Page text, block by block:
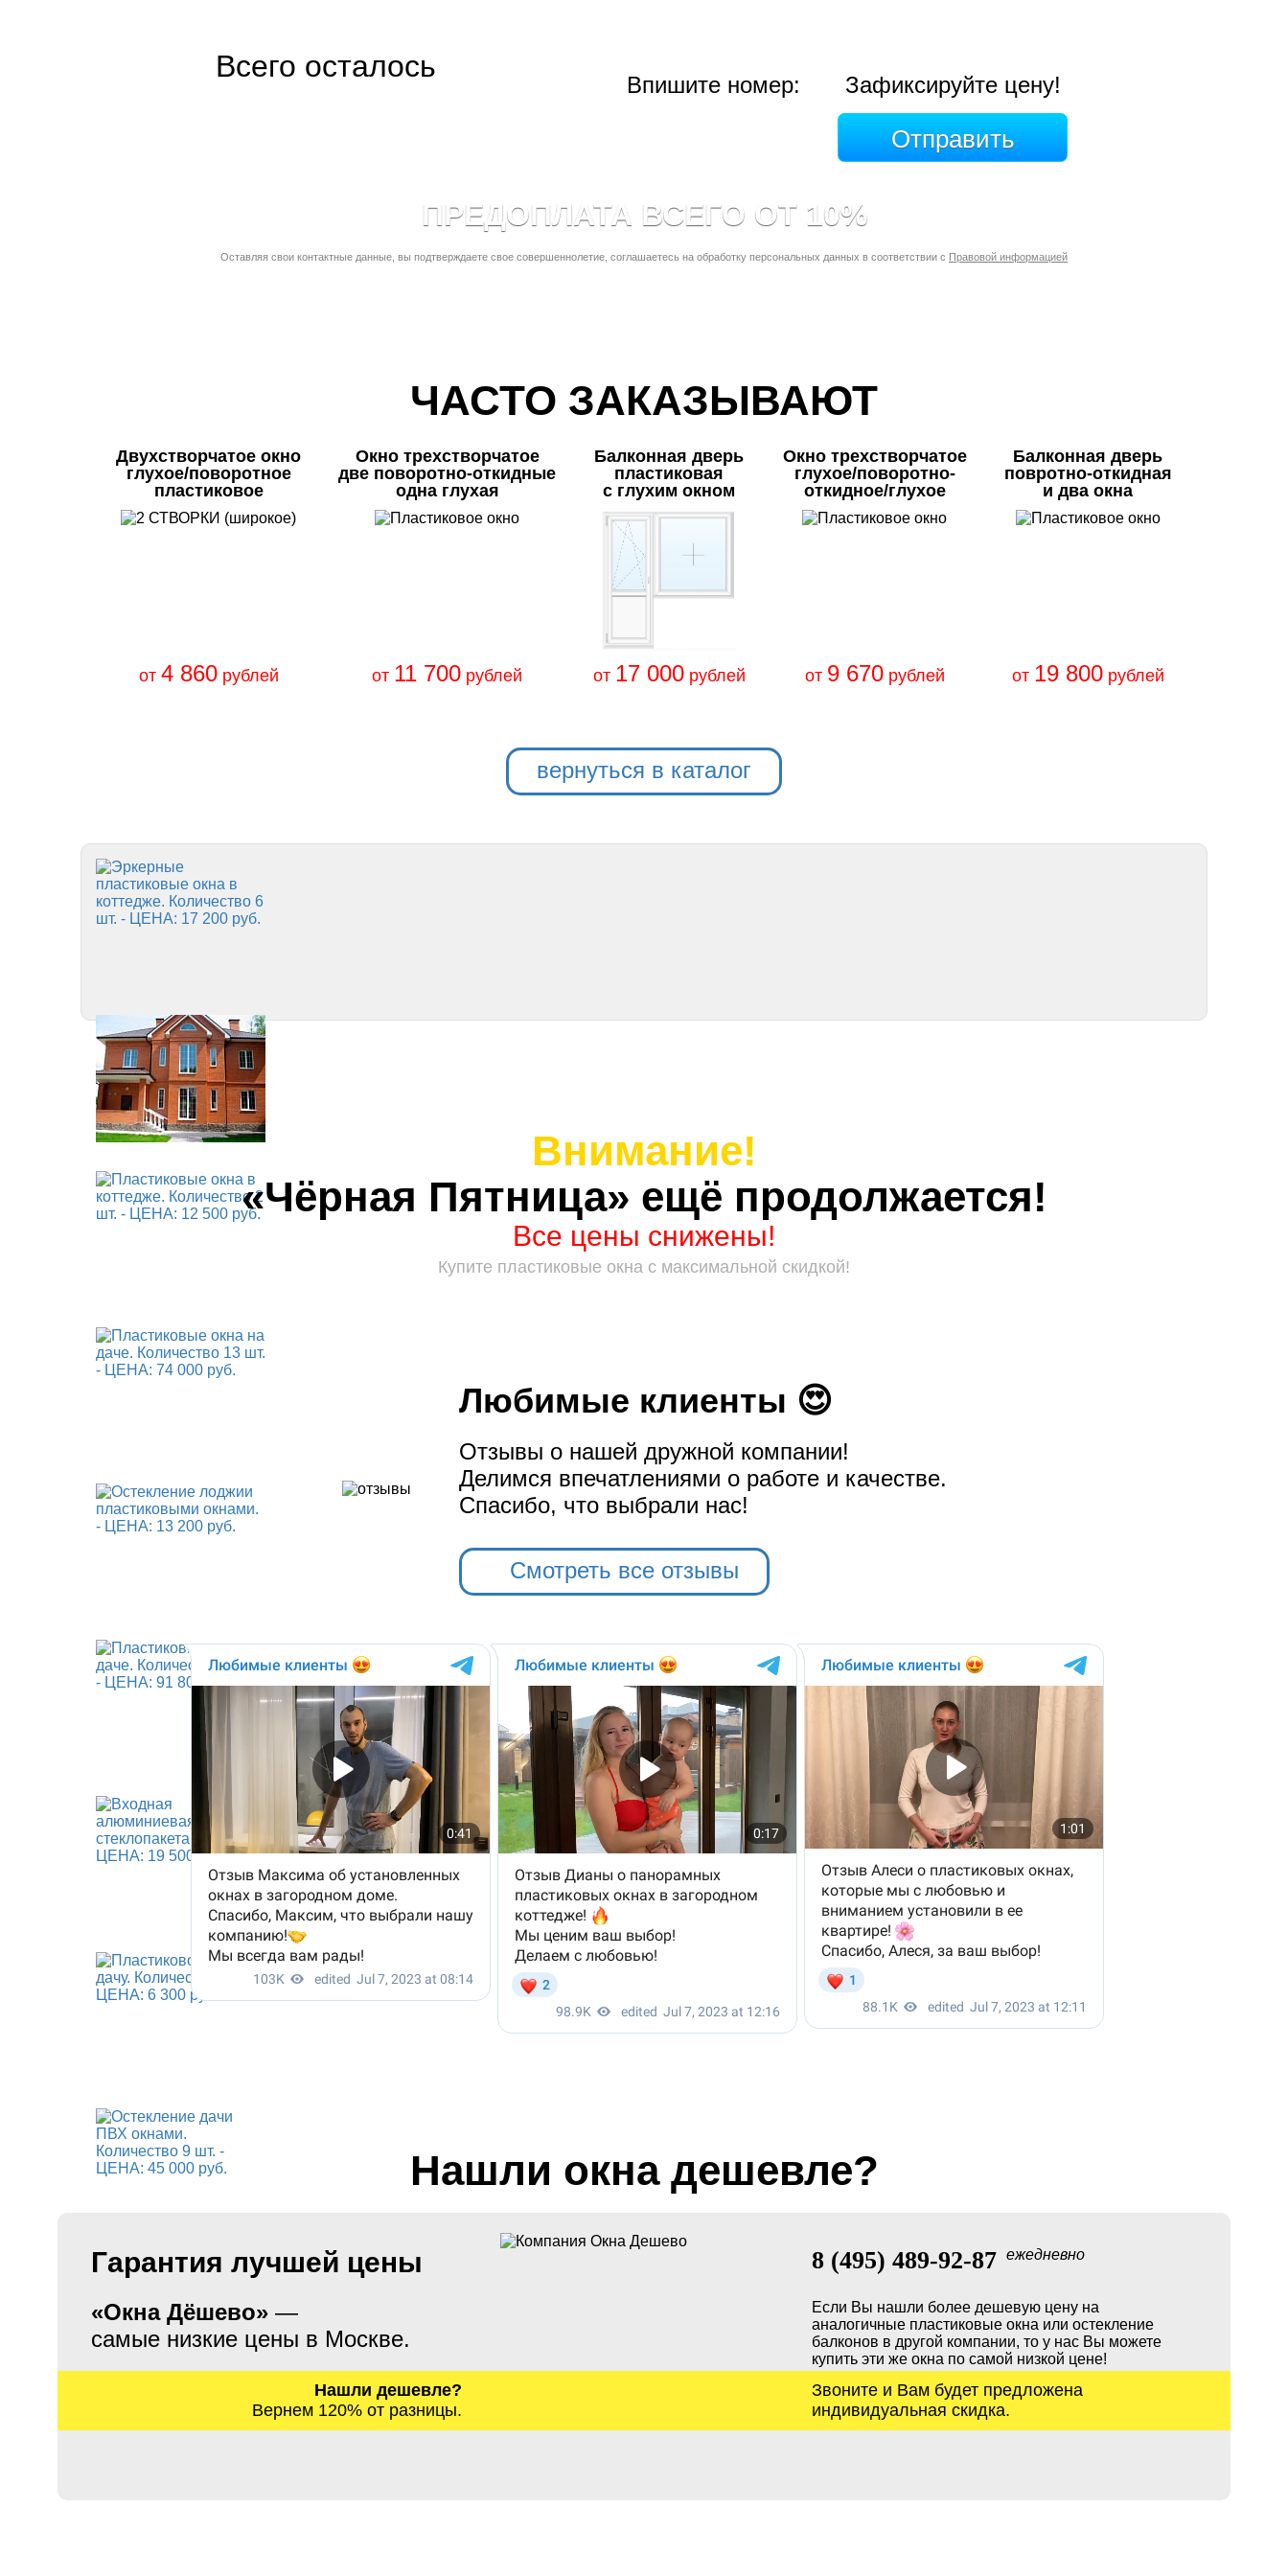
Всего осталось
Впишите номер: Зафиксируйте цену!
ПРЕДОПЛАТА ВСЕГО ОТ 10%
Оставляя свои контактные данные, вы подтверждаете свое совершеннолетие, соглашаетесь на обработку персональных данных в соответствии с Правовой информацией
ЧАСТО ЗАКАЗЫВАЮТ
Двухстворчатое окно
глухое/поворотное
пластиковое
от 4 860рублей
Окно трехстворчатое
две поворотно-откидные
одна глухая
от 11 700 рублей
Балконная дверь
пластиковая
с глухим окном
от 17 000рублей
Окно трехстворчатое
глухое/поворотно-
откидное/глухое
от 9 670рублей
Балконная дверь
повротно-откидная
и два окна
от 19 800рублей
вернуться в каталог
Внимание!
«Чёрная Пятница» ещё продолжается!
Все цены снижены!
Купите пластиковые окна с максимальной скидкой!
Любимые клиенты 😍
Отзывы о нашей дружной компании!
Делимся впечатлениями о работе и качестве.
Спасибо, что выбрали нас!
Смотреть все отзывы
Нашли окна дешевле?
Гарантия лучшей цены
«Окна Дёшево» —
самые низкие цены в Москве.
Нашли дешевле?
Вернем 120% от разницы.
8 (495) 489-92-87 ежедневно
Если Вы нашли более дешевую цену на
аналогичные пластиковые окна или остекление
балконов в другой компании, то у нас Вы можете
купить эти же окна по самой низкой цене!
Звоните и Вам будет предложена
индивидуальная скидка.